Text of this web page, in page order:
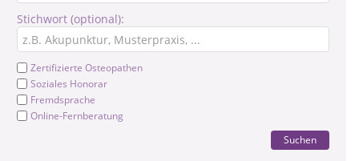
Stichwort (optional):
Zertifizierte Osteopathen
Soziales Honorar
Fremdsprache
Online-Fernberatung
Suchen